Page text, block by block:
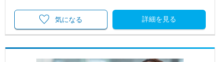
詳細を見る
気になる